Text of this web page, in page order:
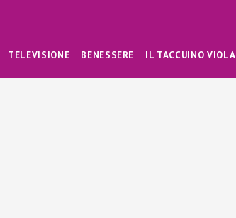
TELEVISIONE BENESSERE IL TACCUINO VIOLA